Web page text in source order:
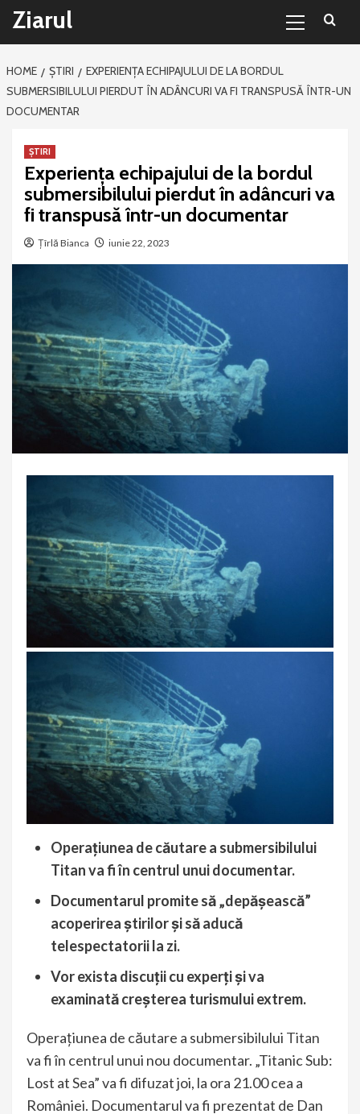
Sari
conținut
Ziarul
Menu
HOME ȘTIRI
EXPERIENȚA ECHIPAJULUI DE LA BORDUL
SUBMERSIBILULUI PIERDUT ÎN ADÂNCURI VA FI TRANSPUSĂ ÎNTR-UN
DOCUMENTAR
ȘTIRI
Experiența echipajului de la bordul
submersibilului pierdut în adâncuri va
fi transpusă într-un documentar
Țîrlă Bianca iunie 22, 2023
Operațiunea de căutare a submersibilului
Titan va fi în centrul unui documentar.
Documentarul promite să „depășească”
acoperirea știrilor și să aducă
telespectatorii la zi.
Vor exista discuții cu experți și va
examinată creșterea turismului extrem.
Operațiunea de căutare a submersibilului Titan
va fi în centrul unui nou documentar. „Titanic Sub:
Lost at Sea” va fi difuzat joi, la ora 21.00 cea a
României. Documentarul va fi prezentat de Dan